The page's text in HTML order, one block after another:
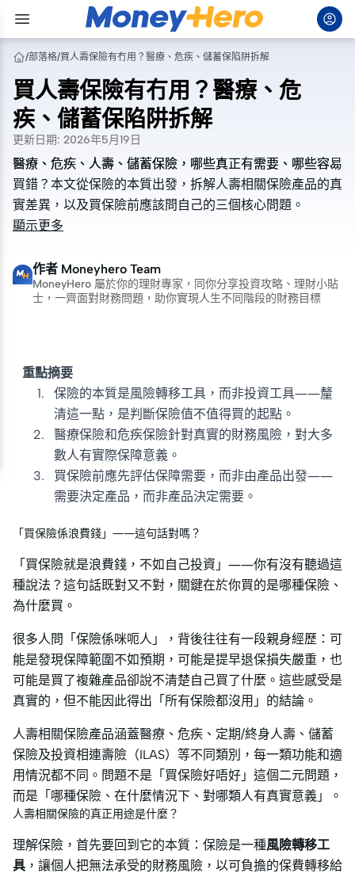
/部落格/買人壽保險有冇用？醫療、危疾、儲蓄保陷阱拆解
買人壽保險有冇用？醫療、危
疾、儲蓄保陷阱拆解
更新日期: 2026年5月19日
醫療、危疾、人壽、儲蓄保險，哪些真正有需要、哪些容易
買錯？本文從保險的本質出發，拆解人壽相關保險產品的真
實差異，以及買保險前應該問自己的三個核心問題。
醫療、危疾、人壽、儲蓄保險，哪些真正有需要、哪些容易
買錯？本文從保險的本質出發，拆解人壽相關保險產品的真
實差異，以及買保險前應該問自己的三個核心問題。
顯示更多
作者 Moneyhero Team
MoneyHero 屬於你的理財專家，同你分享投資攻略、理財小貼
士，一齊面對財務問題，助你實現人生不同階段的財務目標
重點摘要
保險的本質是風險轉移工具，而非投資工具——釐
清這一點，是判斷保險值不值得買的起點。
醫療保險和危疾保險針對真實的財務風險，對大多
數人有實際保障意義。
買保險前應先評估保障需要，而非由產品出發——
需要決定產品，而非產品決定需要。
「買保險係浪費錢」——這句話對嗎？
「買保險就是浪費錢，不如自己投資」——你有沒有聽過這
種說法？這句話既對又不對，關鍵在於你買的是哪種保險、
為什麼買。
很多人問「保險係咪呃人」，背後往往有一段親身經歷：可
能是發現保障範圍不如預期，可能是提早退保損失嚴重，也
可能是買了複雜產品卻說不清楚自己買了什麼。這些感受是
真實的，但不能因此得出「所有保險都沒用」的結論。
人壽相關保險產品涵蓋醫療、危疾、定期/終身人壽、儲蓄
保險及投資相連壽險（ILAS）等不同類別，每一類功能和適
用情況都不同。問題不是「買保險好唔好」這個二元問題，
而是「哪種保險、在什麼情況下、對哪類人有真實意義」。
人壽相關保險的真正用途是什麼？
理解保險，首先要回到它的本質：保險是一種風險轉移工
具 ，讓個人把無法承受的財務風險，以可負擔的保費轉移給